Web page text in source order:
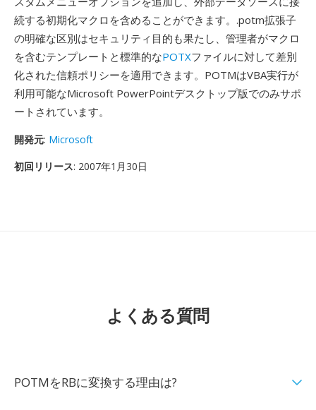
続する初期化マクロを含めることができます。.potm拡張子
の明確な区別はセキュリティ目的も果たし、管理者がマクロ
を含むテンプレートと標準的なPOTXファイルに対して差別
化された信頼ポリシーを適用できます。POTMはVBA実行が
利用可能なMicrosoft PowerPointデスクトップ版でのみサポ
ートされています。
開発元: Microsoft
初回リリース: 2007年1月30日
よくある質問
POTMをRBに変換する理由は?